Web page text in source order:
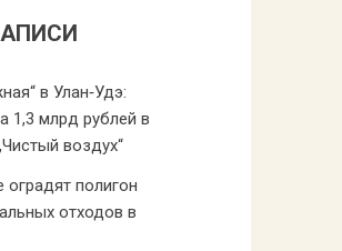
в Улан‑Удэ:
1,3 млрд рублей в
воздух“
полигон
отходов в